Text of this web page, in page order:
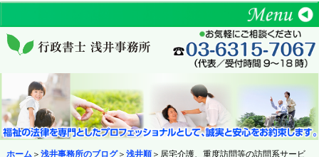
ホーム ＞ 浅井事務所のブログ＞ 浅井順＞居宅介護、重度訪問等の訪問系サービ